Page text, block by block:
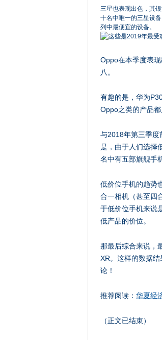
三星也表现出色，其
十名中唯一的三星设
列中最便宜的设备。
Oppo在本季度表
八。
有趣的是，华为
Oppo之类的产品
与2018年第三季度
是，由于人们选择
名中有五部旗舰手
低价位手机的趋势
合一相机（甚至四
于低价位手机来说
低产品的价位。
那最后综合来说，
XR。这样的数据
论！
推荐阅读： 华夏经
（正文已结束）